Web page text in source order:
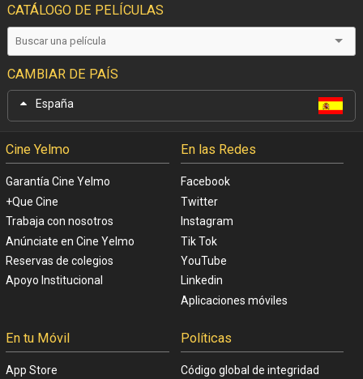
CATÁLOGO DE PELÍCULAS
CAMBIAR DE PAÍS
España
Cine Yelmo
Garantía Cine Yelmo
+Que Cine
Trabaja con nosotros
Anúnciate en Cine Yelmo
Reservas de colegios
Apoyo Institucional
En las Redes
Facebook
Twitter
Instagram
Tik Tok
YouTube
Linkedin
Aplicaciones móviles
En tu Móvil
App Store
Políticas
Código global de integridad